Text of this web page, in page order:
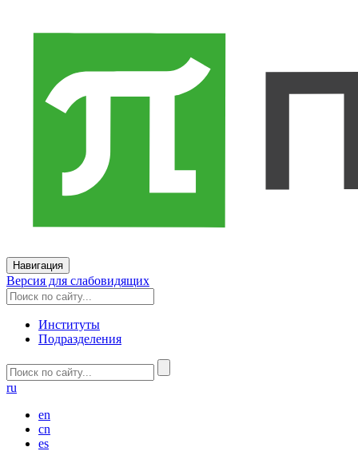
Навигация
Версия для слабовидящих
Институты
Подразделения
ru
en
cn
es